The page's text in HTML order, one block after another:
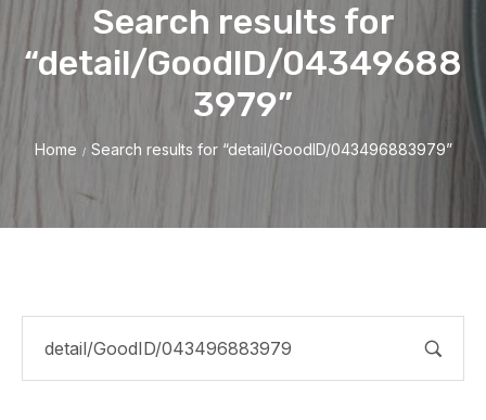
Search results for
“detail/GoodID/04349688
3979”
Home / Search results for “detail/GoodID/043496883979”